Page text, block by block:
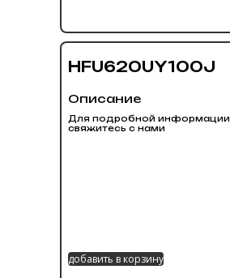
HFU620UY100J
Описание
Для подробной информации
свяжитесь с нами
добавить в корзину